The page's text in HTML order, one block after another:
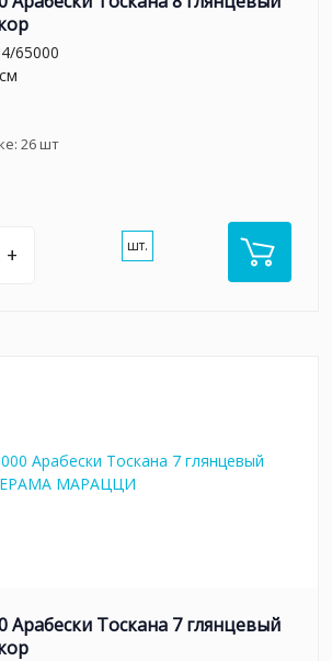
65000
26шт
+ шт.
Арабески Тоскана 7 глянцевый